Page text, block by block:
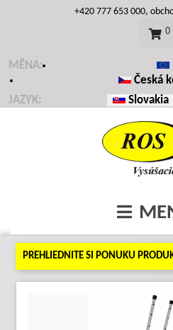
+420 777 653 000,
0
MĚNA:
Česká
JAZYK:
Vyberte váš jazyk Slovakia
PREHLIEDNITE SI PONUKU